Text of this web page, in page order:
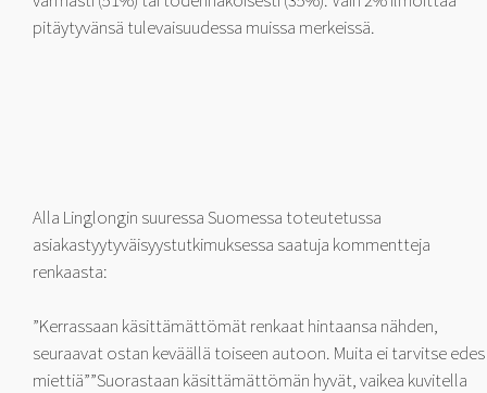
pitäytyvänsä tulevaisuudessa muissa merkeissä.
Alla Linglongin suuressa Suomessa toteutetussa
asiakastyytyväisyystutkimuksessa saatuja kommentteja
renkaasta:
”Kerrassaan käsittämättömät renkaat hintaansa nähden,
seuraavat ostan keväällä toiseen autoon. Muita ei tarvitse edes
miettiä””Suorastaan käsittämättömän hyvät, vaikea kuvitella